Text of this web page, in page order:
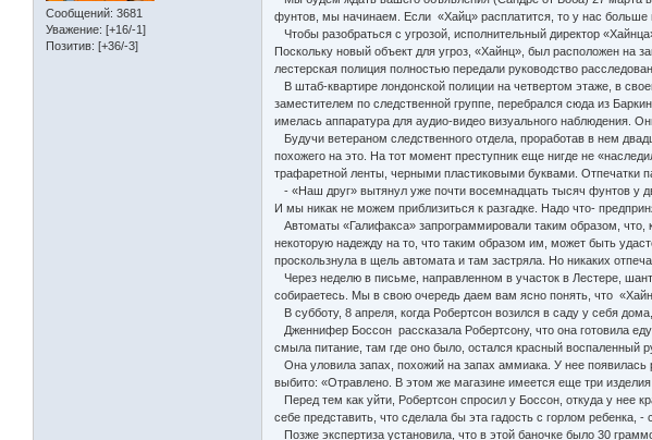
Сообщений: 3681
Уважение: [+16/-1]
Позитив: [+36/-3]
фунтов, мы начинаем. Если «Хайц» расплатится, то у нас больше
Чтобы разобраться с угрозой, исполнительный директор
Поскольку новый объект для угроз, «Хайнц», был расположен на
лестерская полиция полностью передали руководство
В штаб-квартире лондонской полиции на четвертом этаже, в
заместителем по следственной группе, перебрался сюда из
имелась аппаратура для аудио-видео визуального наблюдения.
Будучи ветераном следственного отдела, проработав в нем
похожего на это. На тот момент преступник еще нигде не
трафаретной ленты, черными пластиковыми буквами. Отпечатки
- «Наш друг» вытянул уже почти восемнадцать тысяч фунтов у
И мы никак не можем приблизиться к разгадке. Надо что-
Автоматы «Галифакса» запрограммировали таким образом, что,
некоторую надежду на то, что таким образом им, может быть
проскользнула в щель автомата и там застряла. Но никаких
Через неделю в письме, направленном в участок в Лестере,
собираетесь. Мы в свою очередь даем вам ясно понять, что
В субботу, 8 апреля, когда Робертсон возился в саду у себя
Дженнифер Боссон рассказала Робертсону, что она готовила
смыла питание, там где оно было, остался красный воспаленный
Она уловила запах, похожий на запах аммиака. У нее появилась
выбито: «Отравлено. В этом же магазине имеется еще три
Перед тем как уйти, Робертсон спросил у Боссон, откуда у нее
себе представить, что сделала бы эта гадость с горлом
Позже экспертиза установила, что в этой баночке было 30